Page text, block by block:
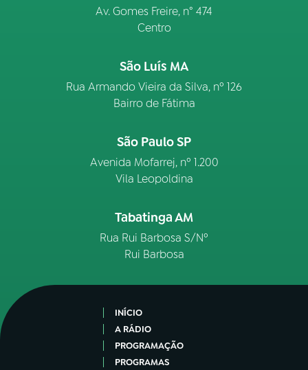
Av. Gomes Freire, n° 474
Centro
São Luís MA
Rua Armando Vieira da Silva, nº 126
Bairro de Fátima
São Paulo SP
Avenida Mofarrej, nº 1.200
Vila Leopoldina
Tabatinga AM
Rua Rui Barbosa S/Nº
Rui Barbosa
INÍCIO
A RÁDIO
PROGRAMAÇÃO
PROGRAMAS